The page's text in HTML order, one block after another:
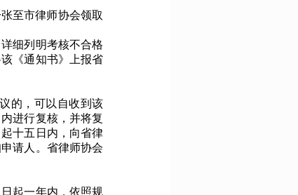
至市律师协会领取
细列明考核不合格
《通知书》上报省
的，可以自收到该
进行复核，并将复
十五日内，向省律
请人。省律师协会
起一年内，依照规